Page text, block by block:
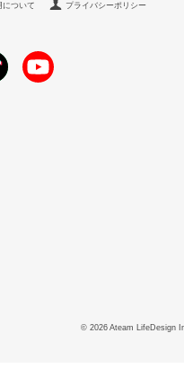
について プライバシーポリシー
© 2026 Ateam LifeDesign